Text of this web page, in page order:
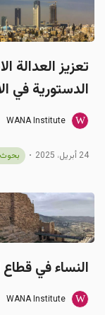
تعزيز العدالة
الدستورية في
WANA Institute
24 أبريل، 2025 بحوث
النساء في
WANA Institute